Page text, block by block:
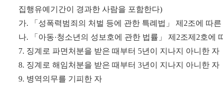
집행유예기간이 경과한 사람을 포함한다)
가. 「성폭력범죄의 처벌 등에 관한 특례법」 제2조에 따
나. 「아동·청소년의 성보호에 관한 법률」 제2조제2호에
7. 징계로 파면처분을 받은 때부터 5년이 지나지 아니한 자
8. 징계로 해임처분을 받은 때부터 3년이 지나지 아니한 자
9. 병역의무를 기피한 자